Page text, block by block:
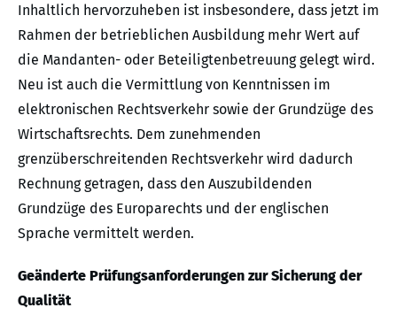
Inhaltlich hervorzuheben ist insbesondere, dass jetzt im
Rahmen der betrieblichen Ausbildung mehr Wert auf
die Mandanten- oder Beteiligtenbetreuung gelegt wird.
Neu ist auch die Vermittlung von Kenntnissen im
elektronischen Rechtsverkehr sowie der Grundzüge des
Wirtschaftsrechts. Dem zunehmenden
grenzüberschreitenden Rechtsverkehr wird dadurch
Rechnung getragen, dass den Auszubildenden
Grundzüge des Europarechts und der englischen
Sprache vermittelt werden.
Geänderte Prüfungsanforderungen zur Sicherung der
Qualität